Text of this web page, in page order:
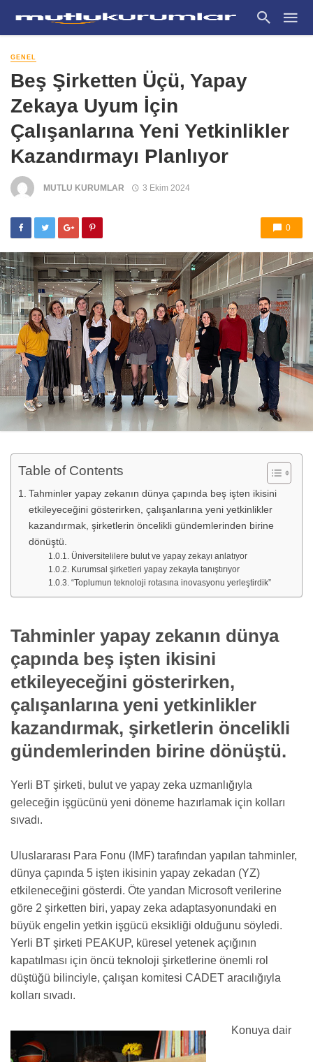
GENEL
Beş Şirketten Üçü, Yapay
Zekaya Uyum İçin
Çalışanlarına Yeni Yetkinlikler
Kazandırmayı Planlıyor
MUTLU KURUMLAR 3 Ekim 2024
0
Table of Contents
Tahminler yapay zekanın dünya çapında beş işten ikisini
etkileyeceğini gösterirken, çalışanlarına yeni yetkinlikler
kazandırmak, şirketlerin öncelikli gündemlerinden birine
dönüştü.
Üniversitelilere bulut ve yapay zekayı anlatıyor
Kurumsal şirketleri yapay zekayla tanıştırıyor
“Toplumun teknoloji rotasına inovasyonu yerleştirdik”
Tahminler yapay zekanın dünya
çapında beş işten ikisini
etkileyeceğini gösterirken,
çalışanlarına yeni yetkinlikler
kazandırmak, şirketlerin öncelikli
gündemlerinden birine dönüştü.
Yerli BT şirketi, bulut ve yapay zeka uzmanlığıyla
geleceğin işgücünü yeni döneme hazırlamak için kolları
sıvadı.
Uluslararası Para Fonu (IMF) tarafından yapılan tahminler,
dünya çapında 5 işten ikisinin yapay zekadan (YZ)
etkileneceğini gösterdi. Öte yandan Microsoft verilerine
göre 2 şirketten biri, yapay zeka adaptasyonundaki en
büyük engelin yetkin işgücü eksikliği olduğunu söyledi.
Yerli BT şirketi PEAKUP, küresel yetenek açığının
kapatılması için öncü teknoloji şirketlerine önemli rol
düştüğü bilinciyle, çalışan komitesi CADET aracılığıyla
kolları sıvadı.
Konuya dair